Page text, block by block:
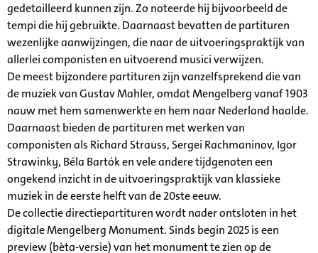
gedetailleerd kunnen zijn. Zo noteerde hij bijvoorbeeld de
tempi die hij gebruikte. Daarnaast bevatten de partituren
wezenlijke aanwijzingen, die naar de uitvoeringspraktijk van
allerlei componisten en uitvoerend musici verwijzen.
De meest bijzondere partituren zijn vanzelfsprekend die van
de muziek van Gustav Mahler, omdat Mengelberg vanaf 1903
nauw met hem samenwerkte en hem naar Nederland haalde.
Daarnaast bieden de partituren met werken van
componisten als Richard Strauss, Sergei Rachmaninov, Igor
Strawinky, Béla Bartók en vele andere tijdgenoten een
ongekend inzicht in de uitvoeringspraktijk van klassieke
muziek in de eerste helft van de 20ste eeuw.
De collectie directiepartituren wordt nader ontsloten in het
digitale Mengelberg Monument. Sinds begin 2025 is een
preview (bèta-versie) van het monument te zien op de